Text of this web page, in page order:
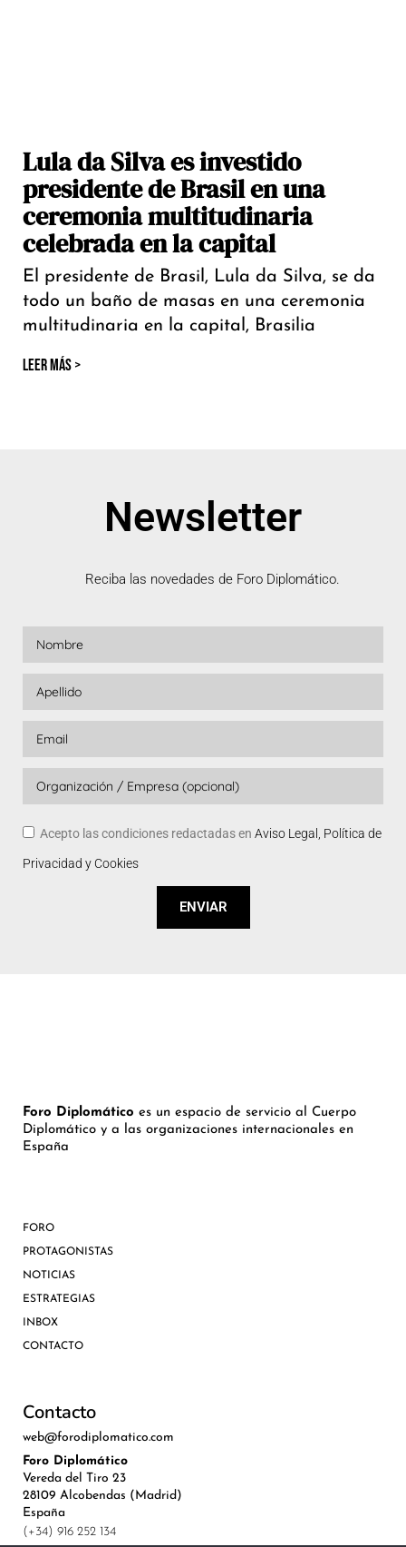
Lula da Silva es investido
presidente de Brasil en una
ceremonia multitudinaria
celebrada en la capital
El presidente de Brasil, Lula da Silva, se da
todo un baño de masas en una ceremonia
multitudinaria en la capital, Brasilia
LEER MÁS >
Newsletter
Reciba las novedades de Foro Diplomático.
Acepto las condiciones redactadas en Aviso Legal, Política de
Privacidad y Cookies
ENVIAR
Foro Diplomático es un espacio de servicio al Cuerpo
Diplomático y a las organizaciones internacionales en
España
FORO
PROTAGONISTAS
NOTICIAS
ESTRATEGIAS
INBOX
CONTACTO
Contacto
web@forodiplomatico.com
Foro Diplomático
Vereda del Tiro 23
28109 Alcobendas (Madrid)
España
(+34) 916 252 134